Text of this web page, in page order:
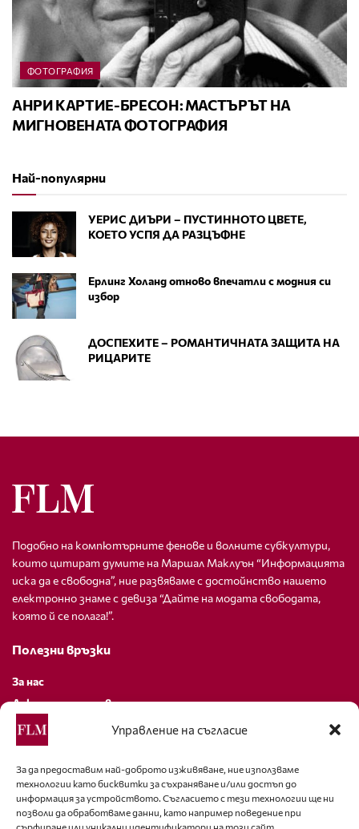
Управление на съгласие
За да предоставим най-доброто изживяване, ние използваме
технологии като бисквитки за съхраняване и/или достъп до
информация за устройството. Съгласието с тези технологии ще ни
позволи да обработваме данни, като например поведение при
сърфиране или уникални идентификатори на този сайт.
ФОТОГРАФИЯ
АНРИ КАРТИЕ-БРЕСОН: МАСТЪРЪТ НА
МИГНОВЕНАТА ФОТОГРАФИЯ
Най-популярни
УЕРИС ДИЪРИ – ПУСТИННОТО ЦВЕТЕ,
КОЕТО УСПЯ ДА РАЗЦЪФНЕ
Ерлинг Холанд отново впечатли с модния си
избор
ДОСПЕХИТЕ – РОМАНТИЧНАТА ЗАЩИТА НА
РИЦАРИТЕ
Подобно на компютърните фенове и волните субкултури,
които цитират думите на Маршал Маклуън “Информацията
иска да е свободна”, ние развяваме с достойнство нашето
електронно знаме с девиза “Дайте на модата свободата,
която й се полага!”.
Полезни връзки
За нас
Декларация за поверителност
Политика за бисквитки
За контакти
editor@fashion-lifestyle.net
+359 88 227 33 47